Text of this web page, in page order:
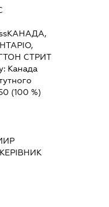
КАНАДА,
СТРИТ
Канада
(100 %)
КЕРІВНИК